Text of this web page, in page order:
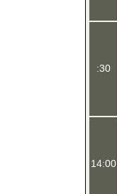
:30
14:00